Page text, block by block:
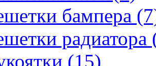
бампера
радиатора
(15)